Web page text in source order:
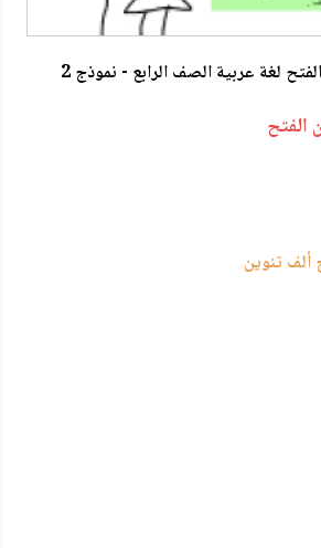
لغة عربية الصف الرابع - نموذج 2
الفتح
ألف تنوين